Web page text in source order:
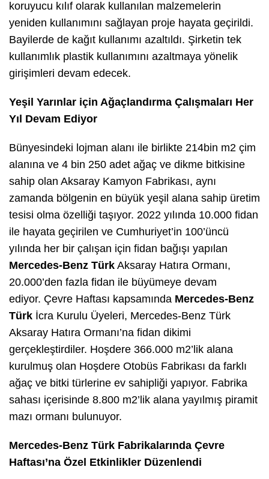
koruyucu kılıf olarak kullanılan malzemelerin
yeniden kullanımını sağlayan proje hayata geçirildi.
Bayilerde de kağıt kullanımı azaltıldı. Şirketin tek
kullanımlık plastik kullanımını azaltmaya yönelik
girişimleri devam edecek.
Yeşil Yarınlar için Ağaçlandırma Çalışmaları Her
Yıl Devam Ediyor
Bünyesindeki lojman alanı ile birlikte 214bin m2 çim
alanına ve 4 bin 250 adet ağaç ve dikme bitkisine
sahip olan Aksaray Kamyon Fabrikası, aynı
zamanda bölgenin en büyük yeşil alana sahip üretim
tesisi olma özelliği taşıyor. 2022 yılında 10.000 fidan
ile hayata geçirilen ve Cumhuriyet’in 100’üncü
yılında her bir çalışan için fidan bağışı yapılan
Mercedes-Benz Türk Aksaray Hatıra Ormanı,
20.000’den fazla fidan ile büyümeye devam
ediyor. Çevre Haftası kapsamında Mercedes-Benz
Türk İcra Kurulu Üyeleri, Mercedes-Benz Türk
Aksaray Hatıra Ormanı’na fidan dikimi
gerçekleştirdiler. Hoşdere 366.000 m2’lik alana
kurulmuş olan Hoşdere Otobüs Fabrikası da farklı
ağaç ve bitki türlerine ev sahipliği yapıyor. Fabrika
sahası içerisinde 8.800 m2’lik alana yayılmış piramit
mazı ormanı bulunuyor.
Mercedes-Benz Türk Fabrikalarında Çevre
Haftası’na Özel Etkinlikler Düzenlendi